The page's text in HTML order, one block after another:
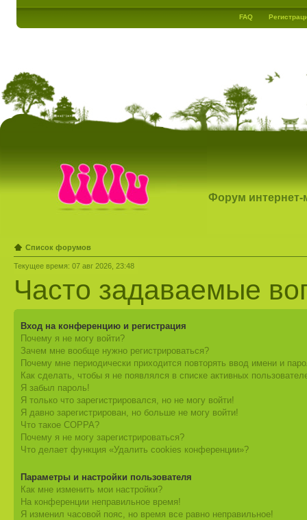
FAQ
Форум интернет-
Список форумов
Текущее время: 07 авг 2026, 23:48
Часто задаваемые
Вход на конференцию и регистрация
Почему я не могу войти?
Зачем мне вообще нужно регистрироваться?
Почему мне периодически приходится повторять ввод имени и
Как сделать, чтобы я не появлялся в списке активных
Я забыл пароль!
Я только что зарегистрировался, но не могу войти!
Я давно зарегистрирован, но больше не могу войти!
Что такое COPPA?
Почему я не могу зарегистрироваться?
Что делает функция «Удалить cookies конференции»?
Параметры и настройки пользователя
Как мне изменить мои настройки?
На конференции неправильное время!
Я изменил часовой пояс, но время все равно неправильное!